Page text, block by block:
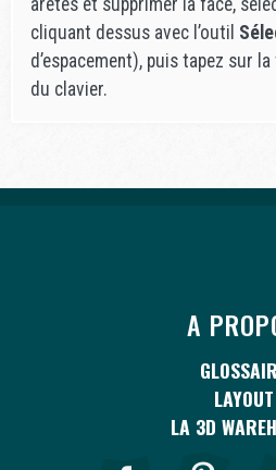
cliquant dessus avec l’outil
d’espacement), puis tapez sur
du clavier.
A
LAYOUT
LA 3D